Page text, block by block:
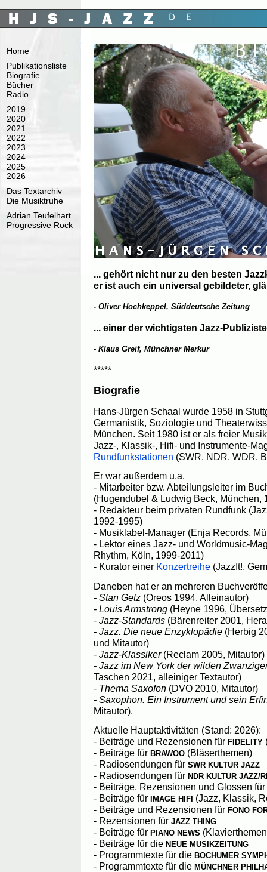
Home
Publikationsliste
Biografie
Bücher
Radio
2019
2020
2021
2022
2023
2024
2025
2026
Das Textarchiv
Die Musiktruhe
Adrian Teufelhart
Progressive Rock
... gehört nicht nur zu den besten
er ist auch ein universal gebildeter,
- Oliver Hochkeppel, Süddeutsche Zeitung
... einer der wichtigsten Jazz-
- Klaus Greif, Münchner Merkur
*****
Biografie
Hans-Jürgen Schaal wurde 1958 in
Germanistik, Soziologie und
München. Seit 1980 ist er als freier
Jazz-, Klassik-, Hifi- und Instrumente-
Rundfunkstationen (SWR, NDR, WDR,
Er war außerdem u.a.
- Mitarbeiter bzw. Abteilungsleiter im
(Hugendubel & Ludwig Beck, München,
- Redakteur beim privaten Rundfunk
1992-1995)
- Musiklabel-Manager (Enja Records,
- Lektor eines Jazz- und Worldmusic-
Rhythm, Köln, 1999-2011)
- Kurator einer Konzertreihe (JazzIt!,
Daneben hat er an mehreren
- Stan Getz (Oreos 1994, Alleinautor)
- Louis Armstrong (Heyne 1996,
- Jazz-Standards (Bärenreiter 2001,
- Jazz. Die neue Enzyklopädie (Herbig
und Mitautor)
- Jazz-Klassiker(Reclam 2005, Mitautor)
- Jazz im New York der wilden
Taschen 2021, alleiniger Textautor)
- Thema Saxofon (DVO 2010, Mitautor)
- Saxophon. Ein Instrument und sein
Mitautor).
Aktuelle Hauptaktivitäten (Stand: 2026):
- Beiträge und Rezensionen für FIDELITY
- Beiträge für BRAWOO (Bläserthemen)
- Radiosendungen für SWR KULTUR JAZZ
- Radiosendungen für NDR KULTUR JAZZ/
- Beiträge, Rezensionen und Glossen für
- Beiträge für
IMAGE HIFI (Jazz, Klassik,
- Beiträge und Rezensionen für FONO
- Rezensionen für JAZZ THING
- Beiträge für PIANO NEWS
- Beiträge für die NEUE MUSIKZEITUNG
- Programmtexte für die BOCHUMER
- Programmtexte für die MÜNCHNER